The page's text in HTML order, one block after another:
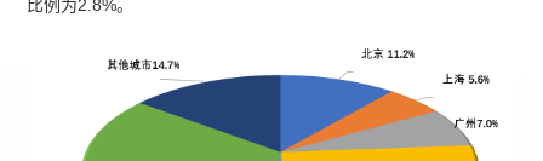
比例为2.8%。